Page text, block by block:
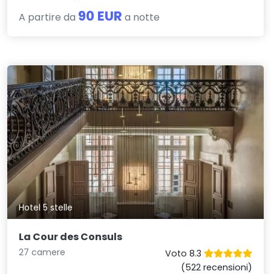
A partire da 90 EUR a notte
Hotel 5 stelle
La Cour des Consuls
27 camere
Voto 8.3
(522 recensioni)